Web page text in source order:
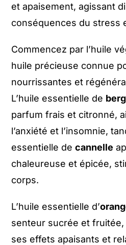
et apaisement, agissant
conséquences du stress
Commencez par l’huile
huile précieuse connue
nourrissantes et
L’huile essentielle de
parfum frais et citronné,
l’anxiété et l’insomnie,
essentielle decannelle
chaleureuse et épicée,
corps.
L’huile essentielle d’
senteur sucrée et
ses effets apaisants et